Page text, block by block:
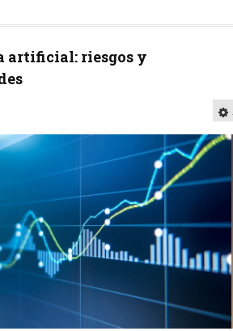
artificial: riesgos y